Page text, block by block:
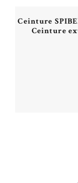
Ceinture
Ceinture